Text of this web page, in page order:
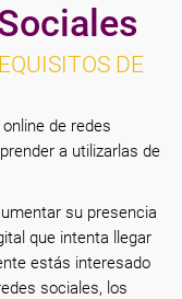
DE
de redes
a utilizarlas de
su presencia
que intenta llegar
estás interesado
sociales, los